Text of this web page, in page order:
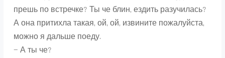
прешь по встречке? Ты че блин, ездить разучилась?
А она притихла такая, ой, ой, извините пожалуйста,
можно я дальше поеду.
— А ты че?